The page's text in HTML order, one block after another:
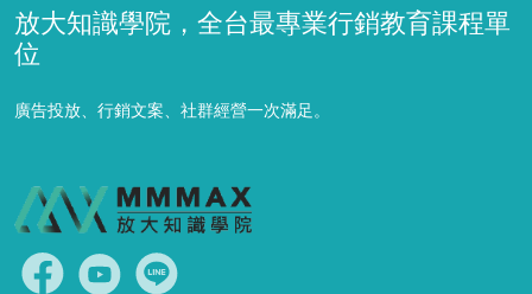
放大知識學院，全台最專業行銷教育課程單
位
廣告投放、行銷文案、社群經營一次滿足。